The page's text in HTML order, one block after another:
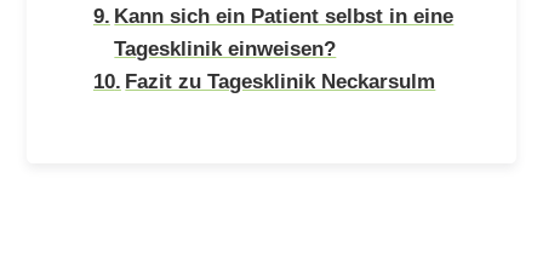
Kann sich ein Patient selbst in eine
Tagesklinik einweisen?
Fazit zu Tagesklinik Neckarsulm